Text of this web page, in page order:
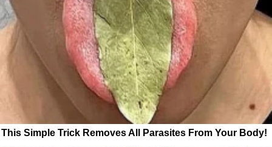
This Simple Trick Removes All Parasites From Your Body!